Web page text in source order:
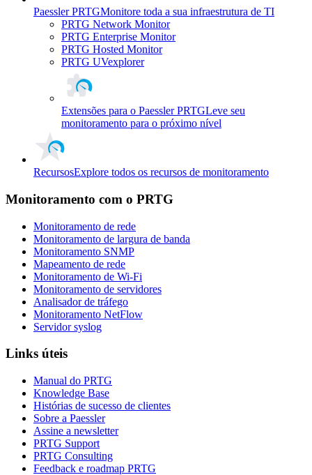
Paessler PRTGMonitore toda a sua infraestrutura de TI
PRTG Network Monitor
PRTG Enterprise Monitor
PRTG Hosted Monitor
PRTG UVexplorer
Extensões para o Paessler PRTGLeve seu
monitoramento para o próximo nível
RecursosExplore todos os recursos de monitoramento
Monitoramento com o PRTG
Monitoramento de rede
Monitoramento de largura de banda
Monitoramento SNMP
Mapeamento de rede
Monitoramento de Wi-Fi
Monitoramento de servidores
Analisador de tráfego
Monitoramento NetFlow
Servidor syslog
Links úteis
Manual do PRTG
Knowledge Base
Histórias de sucesso de clientes
Sobre a Paessler
Assine a newsletter
PRTG Support
PRTG Consulting
Feedback e roadmap PRTG